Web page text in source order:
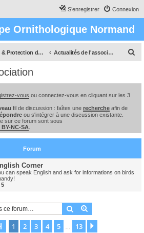
Connexion
S’enregistrer
Ornithologique Normand
Étude & Protection des Oiseaux et de leurs milieux en Normandie Actualités de l'association
h
vous ou connectez-vous en cliquant sur les 3
fil de discussion : faîtes une recherche afin de
ou s'intégrer à une discussion existante.
sur ce forum sont sous
BY-NC-SA
Forum
Corner
can speak English and ask for informations on birds
5
Rechercher
Page 1sur13
1 2 3 4 5 13